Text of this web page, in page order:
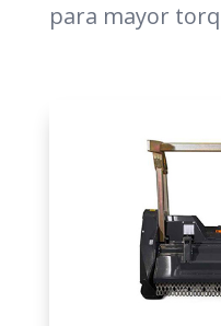
para mayor